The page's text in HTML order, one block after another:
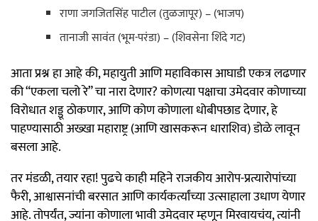
राणा जगजितसिंह पाटील (तुळजापूर) – (भाजप)
तानाजी सावंत (भूम-परंडा) – (शिवसेना शिंदे गट)
आता प्रश्न हा आहे की, महायुती आणि महाविकास आघाडी एकत्र लढणार
की “एकला चलो रे” चा नारा देणार? कोणत्या पक्षाचा उमेदवार कोणाच्या
विरोधात शड्डू ठोकणार, आणि कोण कोणाला धोबीपछाड देणार, हे
पाहण्यासाठी अख्खा महाराष्ट्र (आणि खासकरून धाराशिव) डोळे लावून
बसला आहे.
तर मंडळी, तयार रहा! पुढचे काही महिने राजकीय आरोप-प्रत्यारोपांच्या
फैरी, आश्वासनांची बरसात आणि कार्यकर्त्यांच्या उत्साहाला उधाण येणार
आहे. तोपर्यंत, ज्यांना कोणाला भावी उमेदवार म्हणून मिरवायचंय, त्यांनी